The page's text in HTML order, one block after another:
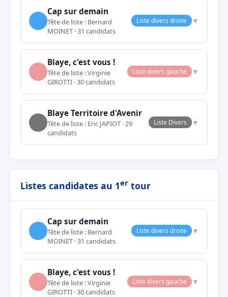
Cap sur demain
Tête de liste : Bernard
MOINET · 31 candidats
Liste divers droite ▼
Blaye, c'est vous !
Tête de liste : Virginie
GIROTTI · 30 candidats
Liste divers gauche ▼
Blaye Territoire d'Avenir
Tête de liste : Eric JAPIOT · 29
candidats
Liste Divers ▼
Listes candidates au 1er tour
Cap sur demain
Tête de liste : Bernard
MOINET · 31 candidats
Liste divers droite ▼
Blaye, c'est vous !
Tête de liste : Virginie
GIROTTI · 30 candidats
Liste divers gauche ▼